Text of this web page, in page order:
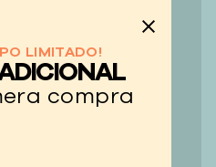
LIMITADO!
compra